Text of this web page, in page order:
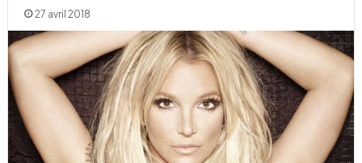
27 avril 2018